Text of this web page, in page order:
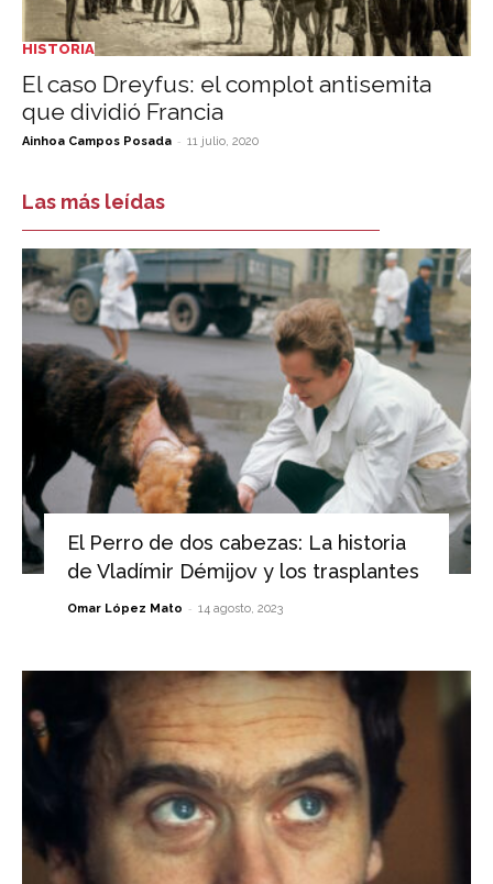
HISTORIA
El caso Dreyfus: el complot antisemita
que dividió Francia
Ainhoa Campos Posada - 11 julio, 2020
Las más leídas
El Perro de dos cabezas: La historia
de Vladímir Démijov y los trasplantes
Omar López Mato - 14 agosto, 2023